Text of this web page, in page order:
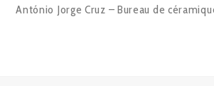
António Jorge Cruz – Bureau de